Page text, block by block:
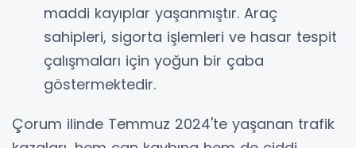
maddi kayıplar yaşanmıştır. Araç
sahipleri, sigorta işlemleri ve hasar tespit
çalışmaları için yoğun bir çaba
göstermektedir.
Çorum ilinde Temmuz 2024'te yaşanan trafik